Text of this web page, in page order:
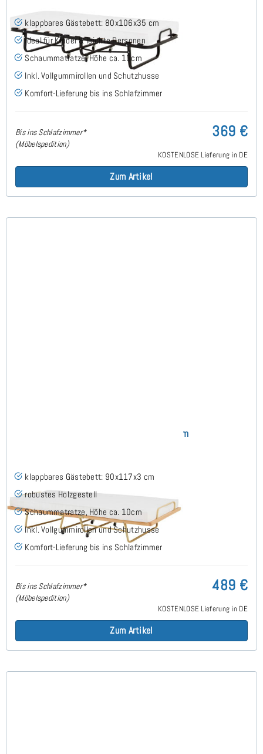
klappbares Gästebett: 80x106x35 cm
ideal für Kinder & leichte Personen
Schaummatratze, Höhe ca. 10cm
Inkl. Vollgummirollen und Schutzhusse
Komfort-Lieferung bis ins Schlafzimmer
Bis ins Schlafzimmer*
(Möbelspedition)
369 €
KOSTENLOSE Lieferung in DE
Zum Artikel
Swing Klappbett 90x200 cm
klappbares Gästebett: 90x117x3 cm
robustes Holzgestell
Schaummatratze, Höhe ca. 10cm
Inkl. Vollgummirollen und Schutzhusse
Komfort-Lieferung bis ins Schlafzimmer
Bis ins Schlafzimmer*
(Möbelspedition)
489 €
KOSTENLOSE Lieferung in DE
Zum Artikel